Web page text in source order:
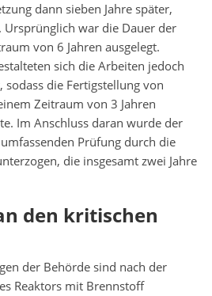
dann sieben Jahre später,
war die Dauer der
von 6 Jahren ausgelegt.
sich die Arbeiten jedoch
die Fertigstellung von
Zeitraum von 3 Jahren
Im Anschluss daran wurde der
Prüfung durch die
die insgesamt zwei Jahre
den kritischen
der Behörde sind nach der
Reaktors mit Brennstoff